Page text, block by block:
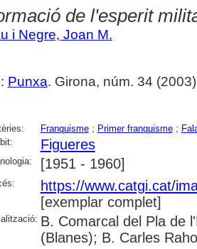
de l'esperit
i Negre, Joan M.
Punxa. Girona, núm. 34
Franquisme; Primer franquisme;
Figueres
[1951 - 1960]
https://www.catgi.cat/
[exemplar complet]
B. Comarcal del Pla de
(Blanes); B. Carles